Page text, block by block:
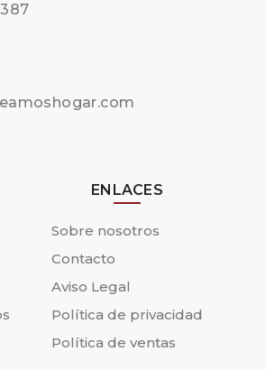
ENLACES
Sobre nosotros
Contacto
Aviso Legal
Política de privacidad
Política de ventas